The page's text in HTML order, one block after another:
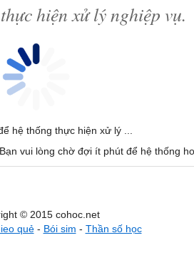
hiện xử lý nghiệp vụ.
hệ thống thực hiện xử lý ...
vui lòng chờ đợi ít phút để hệ thống
© 2015 cohoc.net
quẻ- Bói sim - Thần số học